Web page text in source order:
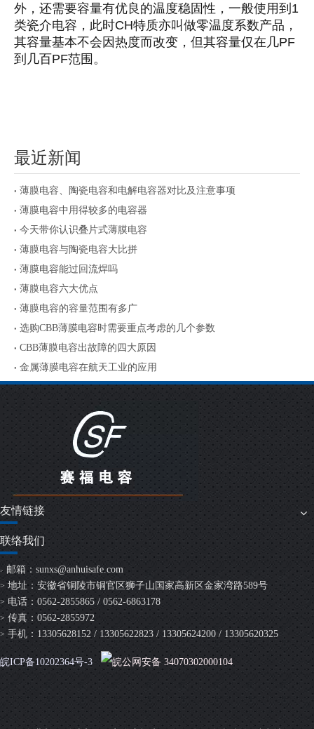
外，还需要容量有优良的温度稳固性，一般使用到 1
类瓷介电容，此时CH特质亦叫做零温度系数产品，
其容量基本不会因热度而改变，但其容量仅在几PF
到几百PF范围。
最近新闻
薄膜电容、陶瓷电容和电解电容器对比及注意事项
薄膜电容中用得较多的电容器
今天带你认识叠片式薄膜电容
薄膜电容与陶瓷电容大比拼
薄膜电容能过回流焊吗
薄膜电容六大优点
薄膜电容的容量范围有多广
选购CBB薄膜电容时需要重点考虑的几个参数
CBB薄膜电容出故障的四大原因
金属薄膜电容在航天工业的应用
友情链接
联络我们
> 邮箱： sunxs@anhuisafe.com
> 地址：安徽省铜陵市铜官区狮子山国家高新区金家湾路589号
> 电话：0562-2855865 / 0562-6863178
> 传真：0562-2855972
> 手机：13305628152 / 13305622823 / 13305624200 / 13305620325
皖ICP备10202364号-3 皖公网安备 34070302000104